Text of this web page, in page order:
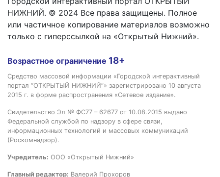
НИЖНИЙ. © 2024 Все права защищены. Полное
или частичное копирование материалов возможно
только с гиперссылкой на «Открытый Нижний».
Возрастное ограничение 18+
Средство массовой информации «Городской интерактивный
портал “ОТКРЫТЫЙ НИЖНИЙ”» зарегистрировано 10 августа
2015 г. в форме распространения «Сетевое издание».
Свидетельство Эл № ФС77 – 62677 от 10.08.2015 выдано
Федеральной службой по надзору в сфере связи,
информационных технологий и массовых коммуникаций
(Роскомнадзор).
Учредитель: ООО «Открытый Нижний»
Главный редактор: Валерий Прохоров